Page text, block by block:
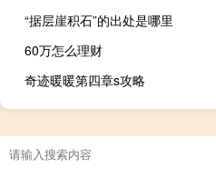
“据层崖积石”的出处是哪里
60万怎么理财
奇迹暖暖第四章s攻略